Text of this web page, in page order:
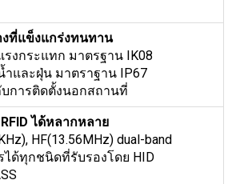
งที่แข็งแกร่งทนทาน
รงกระแทก มาตรฐาน IK08
าและฝุ่น มาตราฐาน IP67
บการติดตั้งนอกสถานที่
ได้หลากหลาย
HF(13.56MHz) dual-band
ได้ทุกชนิดที่รับรองโดย HID